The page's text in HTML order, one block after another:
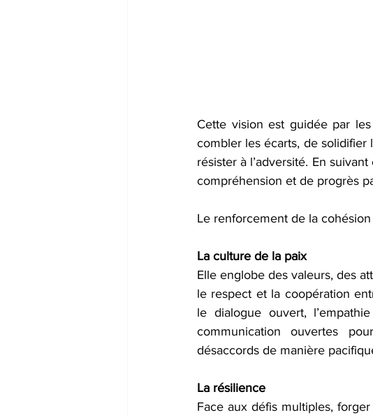
Cette vision est guidée par
combler les écarts, de
résister à l’adversité. En
compréhension et de progrès
Le renforcement de la
La culture de la paix
Elle englobe des valeurs, des
le respect et la coopération
le dialogue ouvert,
communication ouvertes
désaccords de manière
La résilience
Face aux défis multiples,